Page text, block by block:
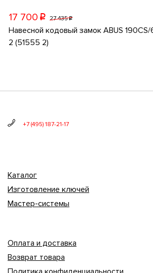
17 700 p 27 435p
Навесной кодовый замок ABUS 190CS/
2 (51555 2)
+7 (495) 187-21-17
Каталог
Изготовление ключей
Мастер-системы
Оплата и доставка
Возврат товара